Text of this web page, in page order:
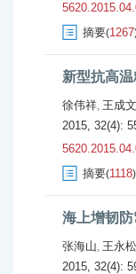
摘要(1267
新型抗高
徐伟祥, 王成文
2015, 32(4):
摘要(1118)
海上增韧
张海山, 王永松
2015, 32(4):